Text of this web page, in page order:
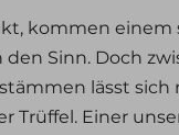
kommen einem
Sinn. Doch
lässt sich
Trüffel. Einer